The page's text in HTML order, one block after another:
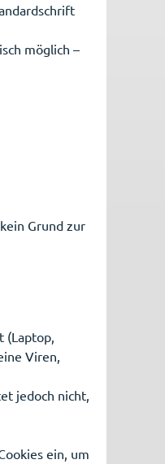
möglich –
Grund zur
(Laptop,
Viren,
jedoch nicht,
ein, um